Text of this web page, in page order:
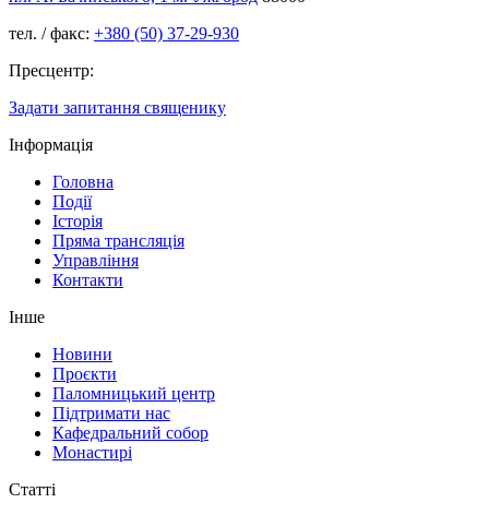
тел. / факс: +380 (50) 37-29-930
Пресцентр:
Задати запитання священику
Інформація
Головна
Події
Історія
Пряма трансляція
Управління
Контакти
Інше
Новини
Проєкти
Паломницький центр
Підтримати нас
Кафедральний собор
Монастирі
Статті